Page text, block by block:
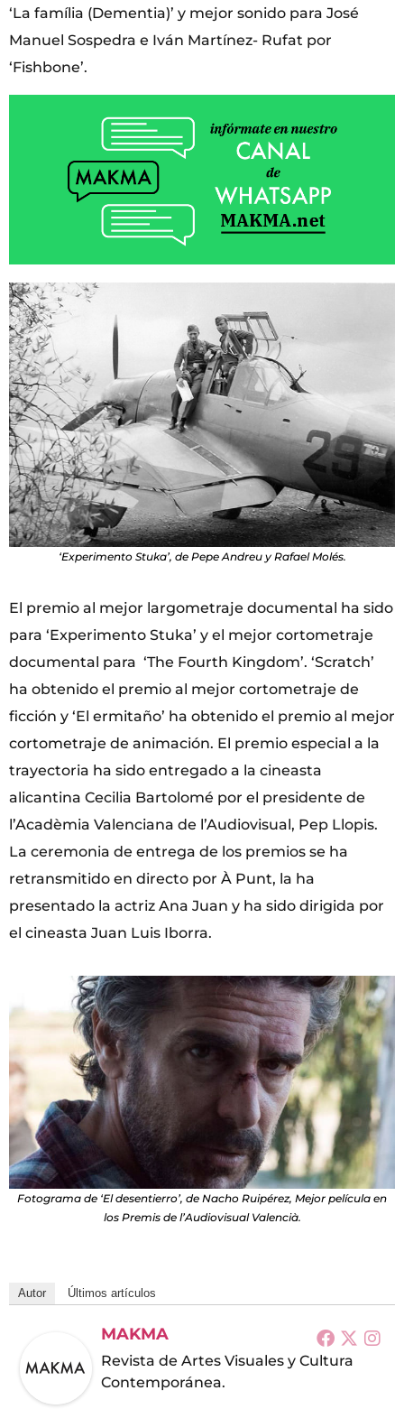
‘La família (Dementia)’ y mejor sonido para José
Manuel Sospedra e Iván Martínez- Rufat por
‘Fishbone’.
‘Experimento Stuka’, de Pepe Andreu y Rafael Molés.
El premio al mejor largometraje documental ha sido
para ‘Experimento Stuka’ y el mejor cortometraje
documental para ‘The Fourth Kingdom’. ‘Scratch’
ha obtenido el premio al mejor cortometraje de
ficción y ‘El ermitaño’ ha obtenido el premio al mejor
cortometraje de animación. El premio especial a la
trayectoria ha sido entregado a la cineasta
alicantina Cecilia Bartolomé por el presidente de
l’Acadèmia Valenciana de l’Audiovisual, Pep Llopis.
La ceremonia de entrega de los premios se ha
retransmitido en directo por À Punt, la ha
presentado la actriz Ana Juan y ha sido dirigida por
el cineasta Juan Luis Iborra.
Fotograma de ‘El desentierro’, de Nacho Ruipérez, Mejor película en
los Premis de l’Audiovisual Valencià.
Autor Últimos artículos
MAKMA
Revista de Artes Visuales y Cultura
Contemporánea.